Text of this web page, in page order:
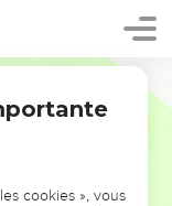
cookies », vous